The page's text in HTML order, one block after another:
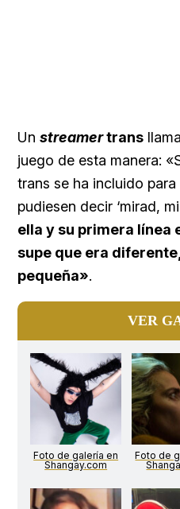
Un streamertrans
juego de esta manera:
trans se ha incluido
pudiesen decir ‘mirad,
ella y su primera línea
supe que era
pequeña».
VER
Foto de galería en
Shangay.com
Foto de